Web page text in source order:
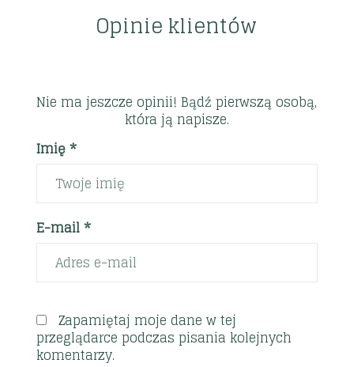
Opinie klientów
Nie ma jeszcze opinii! Bądź pierwszą osobą,
która ją napisze.
Imię *
E-mail *
Zapamiętaj moje dane w tej
przeglądarce podczas pisania kolejnych
komentarzy.